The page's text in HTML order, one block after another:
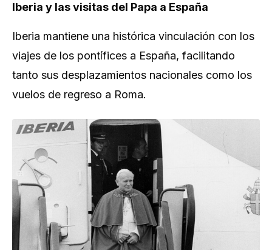
Iberia y las visitas del Papa a España
Iberia mantiene una histórica vinculación con los
viajes de los pontífices a España, facilitando
tanto sus desplazamientos nacionales como los
vuelos de regreso a Roma.